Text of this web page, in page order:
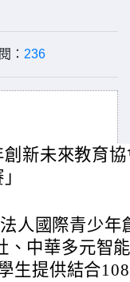
： 236
新未來教育
人國際青少
、中華多元智
生提供結合